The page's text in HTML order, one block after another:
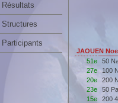
Résultats
Structures
Participants
JAOUEN
51e
50
27e 100
20e 200
23e 50
15e 200